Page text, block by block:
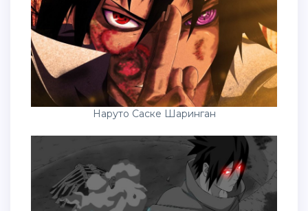
Наруто Саске Шаринган